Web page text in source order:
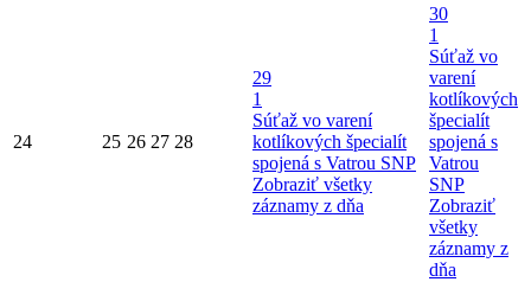
24 25 26 27 28
29
1
Súťaž vo varení
kotlíkových špecialít
spojená s Vatrou SNP
Zobraziť všetky
záznamy z dňa
30
1
Súťaž vo
varení
kotlíkových
špecialít
spojená s
Vatrou
SNP
Zobraziť
všetky
záznamy z
dňa